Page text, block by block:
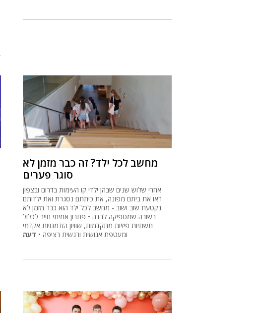
מחשב לכל ילד? זה כבר מזמן לא
סוגר פערים
אחרי שלוש שנים שבהן ילדי קו העימות בדרום ובצפון
ראו את ביתם מפונה, את כיתתם נסגרת ואת ילדותם
נקטעת שוב ושוב - מחשב לכל ילד הוא כבר מזמן לא
בשורה שמספיקה לבדה • פתרון אמיתי חייב לכלול
תשתיות פיזיות מתקדמות, שוויון הזדמנויות אקדמי
ומעטפת אנושית ורגשית רציפה • דעה